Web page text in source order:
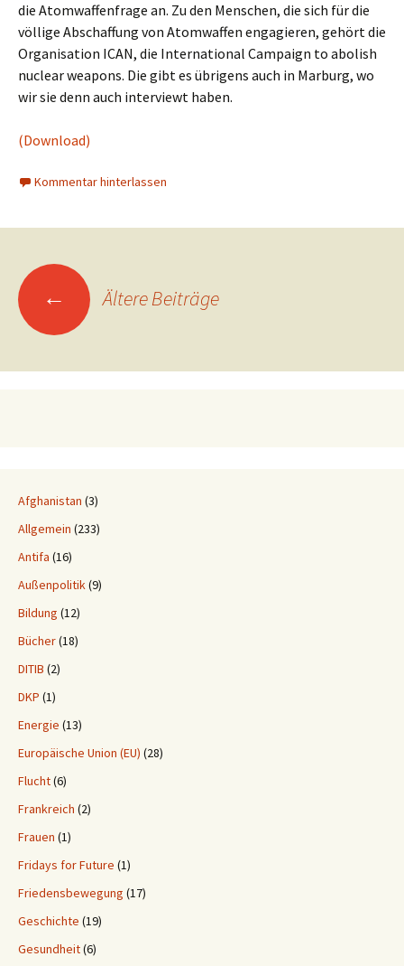
die Atomwaffenfrage an. Zu den Menschen, die sich für die
völlige Abschaffung von Atomwaffen engagieren, gehört die
Organisation ICAN, die International Campaign to abolish
nuclear weapons. Die gibt es übrigens auch in Marburg, wo
wir sie denn auch interviewt haben.
(Download)
Kommentar hinterlassen
Beitragsnavigation
← Ältere Beiträge
Afghanistan (3)
Allgemein (233)
Antifa (16)
Außenpolitik(9)
Bildung (12)
Bücher(18)
DITIB (2)
DKP (1)
Energie (13)
Europäische Union (EU) (28)
Flucht(6)
Frankreich (2)
Frauen (1)
Fridays for Future (1)
Friedensbewegung (17)
Geschichte (19)
Gesundheit(6)